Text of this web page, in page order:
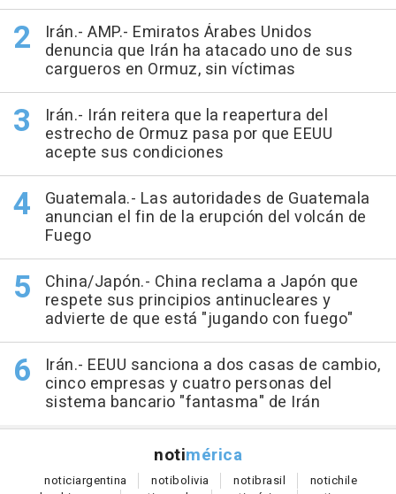
Irán.- AMP.- Emiratos Árabes Unidos
denuncia que Irán ha atacado uno de sus
cargueros en Ormuz, sin víctimas
Irán.- Irán reitera que la reapertura del
estrecho de Ormuz pasa por que EEUU
acepte sus condiciones
Guatemala.- Las autoridades de Guatemala
anuncian el fin de la erupción del volcán de
Fuego
China/Japón.- China reclama a Japón que
respete sus principios antinucleares y
advierte de que está "jugando con fuego"
Irán.- EEUU sanciona a dos casas de cambio,
cinco empresas y cuatro personas del
sistema bancario "fantasma" de Irán
notimérica
noticiargentina notibolivia notibrasil notichile